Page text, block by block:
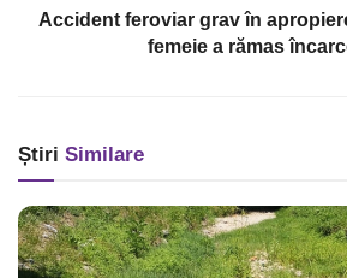
Accident feroviar grav în
femeie a rămas
Știri Similare